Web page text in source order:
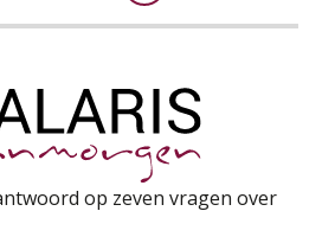
op zeven vragen over